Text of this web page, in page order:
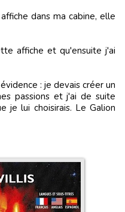
dans ma cabine, elle
affiche et qu'ensuite j'ai
: je devais créer un
passions et j'ai de suite
je lui choisirais. Le Galion